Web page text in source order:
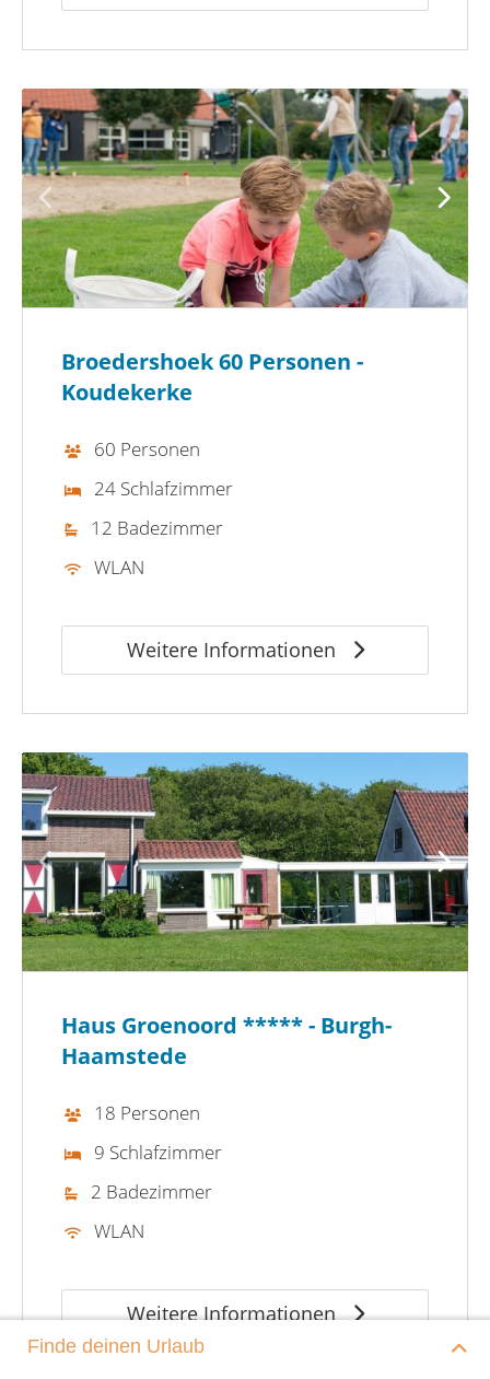
Finde deinen Urlaub
Broedershoek 60 Personen -
Koudekerke
60 Personen
24 Schlafzimmer
12 Badezimmer
WLAN
Weitere Informationen
Haus Groenoord ***** - Burgh-
Haamstede
18 Personen
9 Schlafzimmer
2 Badezimmer
WLAN
Weitere Informationen